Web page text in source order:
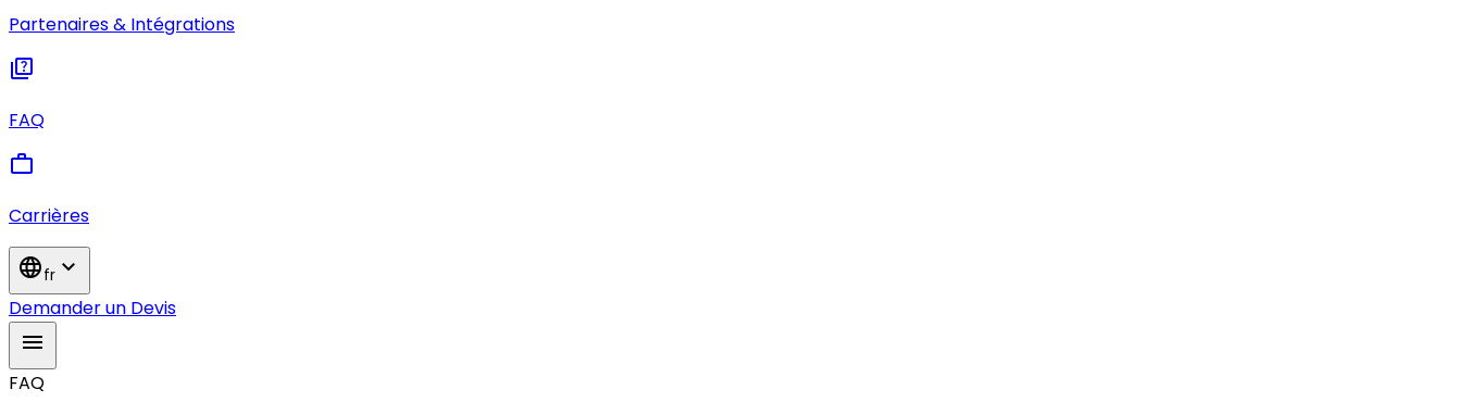
Partenaires & Intégrations
quiz
FAQ
work
Carrières
languagefr expand_more
Demander un Devis
menu
FAQ